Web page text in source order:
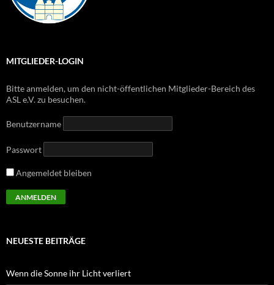
MITGLIEDER-LOGIN
Bitte anmelden, um den nicht-öffentlichen Mitglieder-Bereich des
ASL e.V. zu besuchen.
Benutzername
Passwort
Angemeldet bleiben
NEUESTE BEITRÄGE
Wenn die Sonne ihr Licht verliert